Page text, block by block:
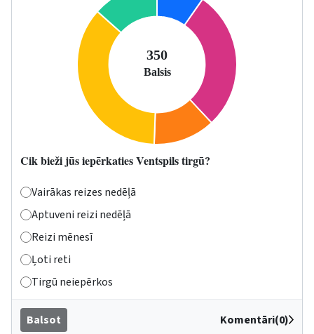
Cik bieži jūs iepērkaties Ventspils tirgū?
Vairākas reizes nedēļā
Aptuveni reizi nedēļā
Reizi mēnesī
Ļoti reti
Tirgū neiepērkos
Balsot Komentāri(0)